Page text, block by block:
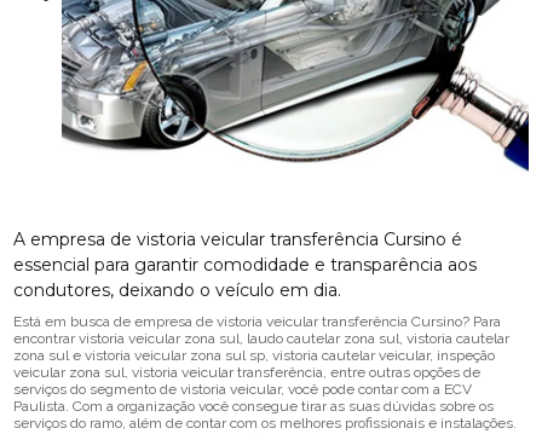
A empresa de vistoria veicular transferência Cursino é
essencial para garantir comodidade e transparência aos
condutores, deixando o veículo em dia.
Está em busca de empresa de vistoria veicular transferência Cursino? Para
encontrar vistoria veicular zona sul, laudo cautelar zona sul, vistoria cautelar
zona sul e vistoria veicular zona sul sp, vistoria cautelar veicular, inspeção
veicular zona sul, vistoria veicular transferência, entre outras opções de
serviços do segmento de vistoria veicular, você pode contar com a ECV
Paulista. Com a organização você consegue tirar as suas dúvidas sobre os
serviços do ramo, além de contar com os melhores profissionais e instalações.